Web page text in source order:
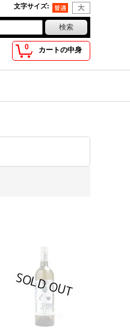
文字サイズ:
0 カートの中身